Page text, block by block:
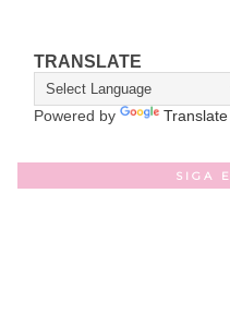
TRANSLATE
Powered by Translate
SIGA